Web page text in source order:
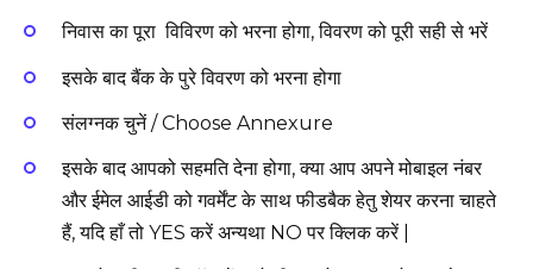
निवास का पूरा विविरण को भरना होगा, विवरण को पूरी सही से भरें
इसके बाद बैंक के पुरे विवरण को भरना होगा
संलग्नक चुनें / Choose Annexure
इसके बाद आपको सहमति देना होगा, क्या आप अपने मोबाइल नंबर
और ईमेल आईडी को गवर्मेंट के साथ फीडबैक हेतु शेयर करना चाहते
हैं, यदि हाँ तो YES करें अन्यथा NO पर क्लिक करें |